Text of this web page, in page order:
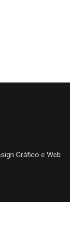
Gráfico e Web